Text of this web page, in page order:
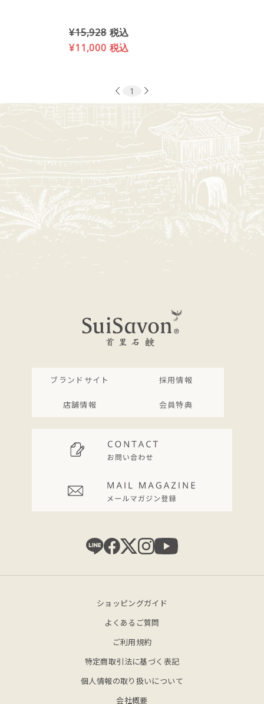
¥15,928 税込
¥11,000 税込
1
ブランドサイト 採用情報
店舗情報 会員特典
ショッピングガイド
よくあるご質問
ご利用規約
特定商取引法に基づく表記
個人情報の取り扱いについて
会社概要